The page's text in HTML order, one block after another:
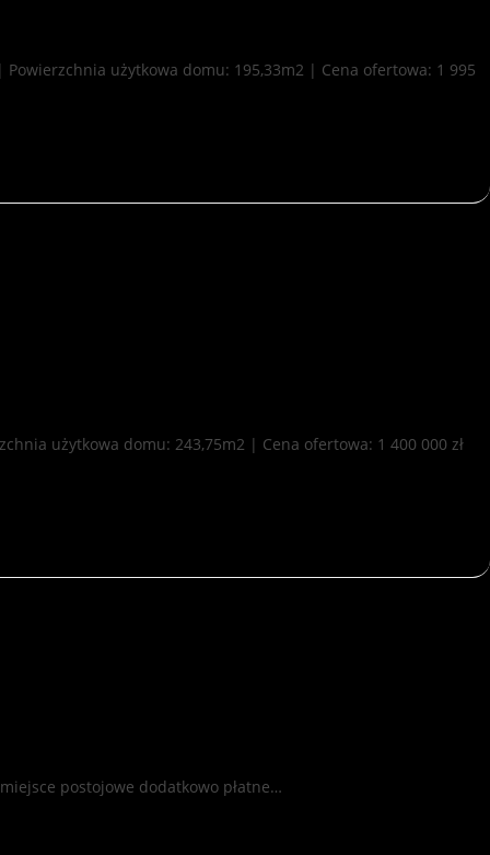
użytkowa domu: 195,33m2 | Cena ofertowa: 1 995
użytkowa domu: 243,75m2 | Cena ofertowa: 1 400 000 zł
postojowe dodatkowo płatne…